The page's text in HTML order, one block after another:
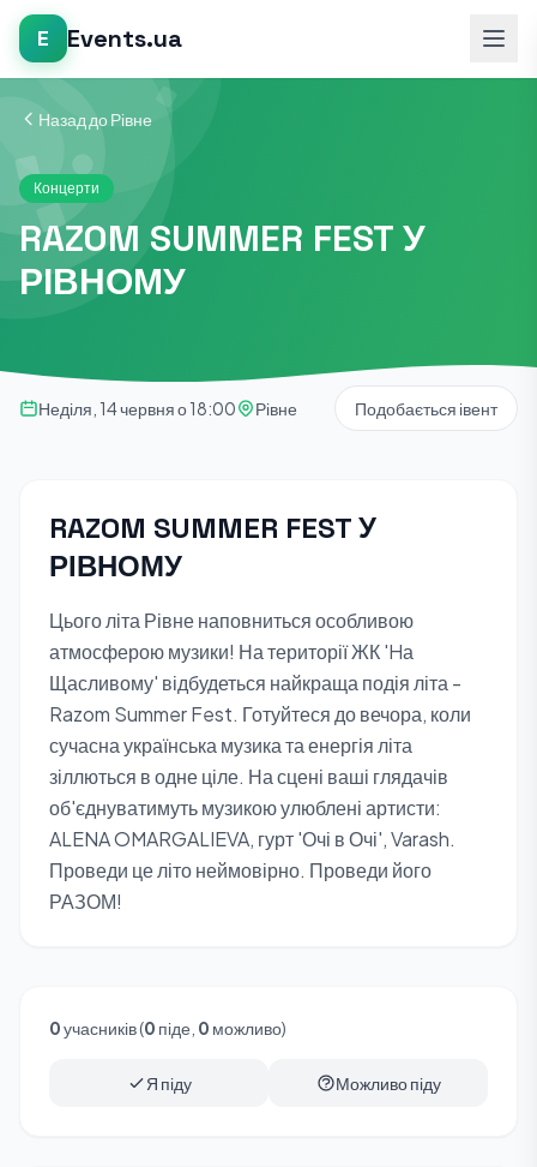
E Events.ua
Назад до Рівне
Концерти
RAZOM SUMMER FEST У
РІВНОМУ
Неділя, 14 червня о 18:00 Рівне Подобається івент
RAZOM SUMMER FEST У
РІВНОМУ
Цього літа Рівне наповниться особливою
атмосферою музики! На території ЖК 'Hа
Щасливому' відбудеться найкраща подія літа -
Razom Summer Fest. Готуйтеся до вечора, коли
сучасна українська музика та енергія літа
зіллються в одне ціле. На сцені ваші глядачів
об'єднуватимуть музикою улюблені артисти:
ALENA OMARGALIEVA, гурт 'Очі в Очі', Varash.
Проведи це літо неймовірно. Проведи його
РАЗОМ!
0учасників (0 піде, 0 можливо)
Я піду Можливо піду